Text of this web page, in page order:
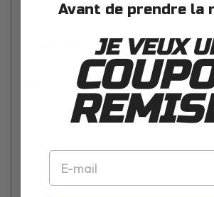
Masque cross adulte
Masque souple
Bandeau avec impression siliconée
sur le casque
Avant de prendre la
JE VEUX